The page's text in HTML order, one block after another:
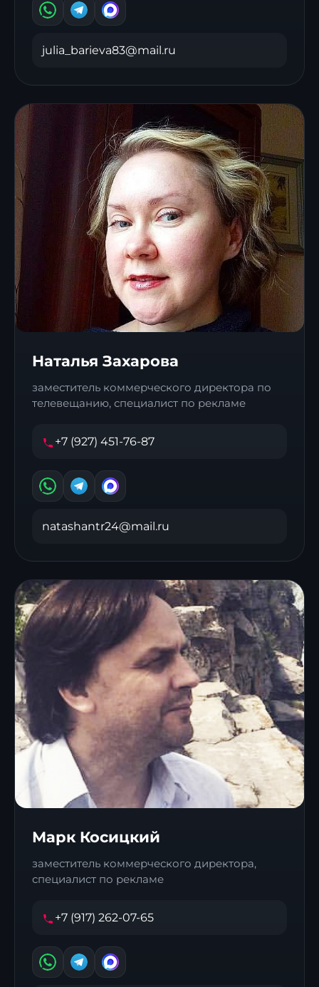
julia_barieva83@mail.ru
Наталья Захарова
заместитель коммерческого директора по
телевещанию, специалист по рекламе
+7 (927) 451-76-87
natashantr24@mail.ru
Марк Косицкий
заместитель коммерческого директора,
специалист по рекламе
+7 (917) 262-07-65